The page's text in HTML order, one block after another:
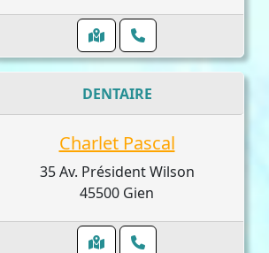
DENTAIRE
Charlet Pascal
35 Av. Président Wilson
45500 Gien